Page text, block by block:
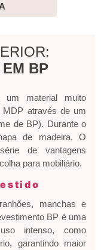
BP
material muito
MDP através de um
de BP). Durante o
de madeira. O
de vantagens
para mobiliário.
manchas e
BP é uma
intenso, como
garantindo maior